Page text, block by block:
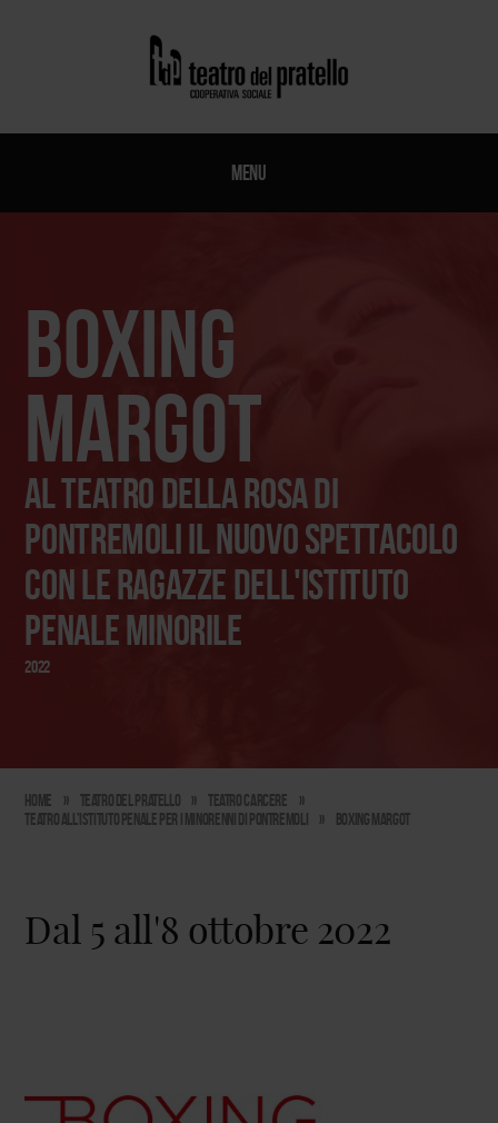
Menu
boxing
margot
Al Teatro della Rosa di
Pontremoli il nuovo spettacolo
con le ragazze dell'Istituto
Penale Minorile
2022
Home » Teatro del Pratello » Teatro carcere
»
Teatro all’Istituto Penale per i Minorenni di Pontremoli
» boxing margot
Dal 5 all'8 ottobre 2022